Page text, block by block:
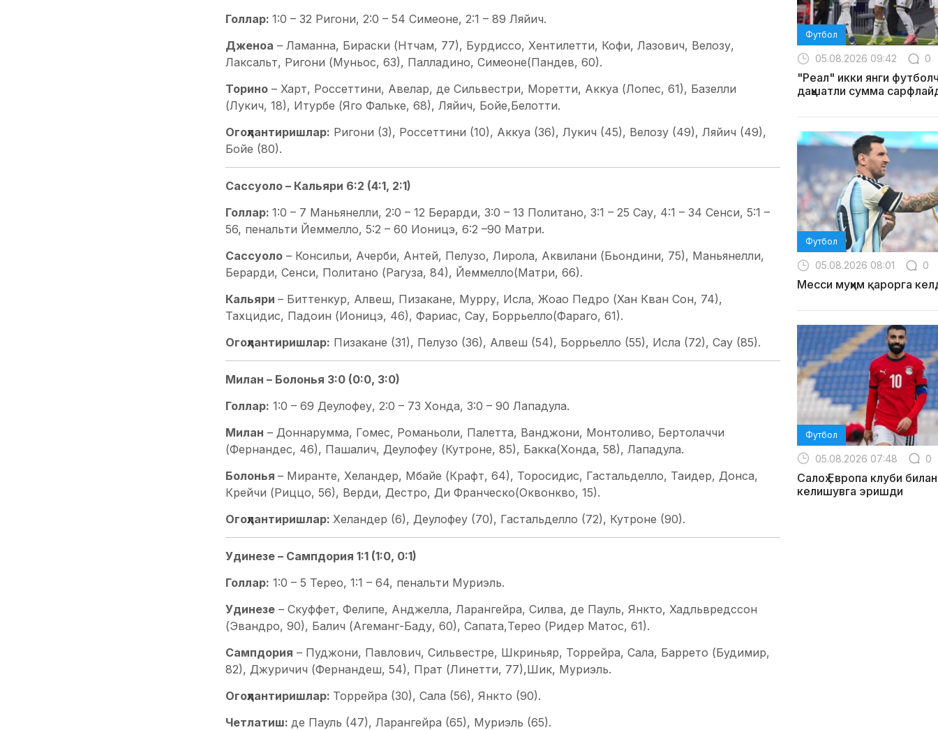
Голлар: 1:0 – 32 Ригони, 2:0 – 54 Симеоне, 2:1 – 89 Ляйич.
Дженоа – Ламанна, Бираски (Нтчам, 77), Бурдиссо, Хентилетти, Кофи, Лазович, Велозу,
Лаксальт, Ригони (Муньос, 63), Палладино, Симеоне(Пандев, 60).
Торино– Харт, Россеттини, Авелар, де Сильвестри, Моретти, Аккуа (Лопес, 61), Базелли
(Лукич, 18), Итурбе (Яго Фальке, 68), Ляйич, Бойе,Белотти.
Огоҳлантиришлар: Ригони (3), Россеттини (10), Аккуа (36), Лукич (45), Велозу (49), Ляйич (49),
Бойе (80).
Сассуоло – Кальяри 6:2 (4:1, 2:1)
Голлар: 1:0 – 7 Маньянелли, 2:0 – 12 Берарди, 3:0 – 13 Политано, 3:1 – 25 Сау, 4:1 – 34 Сенси, 5:1 –
56, пенальти Йеммелло, 5:2 – 60 Ионицэ, 6:2 –90 Матри.
Сассуоло– Консильи, Ачерби, Антей, Пелузо, Лирола, Аквилани (Бьондини, 75), Маньянелли,
Берарди, Сенси, Политано (Рагуза, 84), Йеммелло(Матри, 66).
Кальяри – Биттенкур, Алвеш, Пизакане, Мурру, Исла, Жоао Педро (Хан Кван Сон, 74),
Тахцидис, Падоин (Ионицэ, 46), Фариас, Сау, Боррьелло(Фараго, 61).
Огоҳлантиришлар: Пизакане (31), Пелузо (36), Алвеш (54), Боррьелло (55), Исла (72), Сау (85).
Милан – Болонья 3:0 (0:0, 3:0)
Голлар: 1:0 – 69 Деулофеу, 2:0 – 73 Хонда, 3:0 – 90 Лападула.
Милан – Доннарумма, Гомес, Романьоли, Палетта, Ванджони, Монтоливо, Бертолаччи
(Фернандес, 46), Пашалич, Деулофеу (Кутроне, 85), Бакка(Хонда, 58), Лападула.
Болонья – Миранте, Хеландер, Мбайе (Крафт, 64), Торосидис, Гастальделло, Таидер, Донса,
Крейчи (Риццо, 56), Верди, Дестро, Ди Франческо(Оквонкво, 15).
Огоҳлантиришлар: Хеландер (6), Деулофеу (70), Гастальделло (72), Кутроне (90).
Удинезе – Сампдория 1:1 (1:0, 0:1)
Голлар: 1:0 – 5 Терео, 1:1 – 64, пенальти Муриэль.
Удинезе– Скуффет, Фелипе, Анджелла, Ларангейра, Силва, де Пауль, Янкто, Хадльвредссон
(Эвандро, 90), Балич (Агеманг-Баду, 60), Сапата,Терео (Ридер Матос, 61).
Сампдория – Пуджони, Павлович, Сильвестре, Шкриньяр, Торрейра, Сала, Баррето (Будимир,
82), Джуричич (Фернандеш, 54), Прат (Линетти, 77),Шик, Муриэль.
Огоҳлантиришлар: Торрейра (30), Сала (56), Янкто (90).
Четлатиш: де Пауль (47), Ларангейра (65), Муриэль (65).
Футбол
05.08.2026 09:42 0
"Реал" икки янги
даҳшатли сумма
Футбол
05.08.2026 08:01 0
Месси муҳим қарорга
Футбол
05.08.2026 07:48 0
Салоҳ Европа клуби билан
келишувга эришди